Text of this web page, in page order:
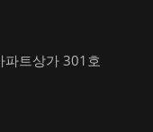
파트상가 301호